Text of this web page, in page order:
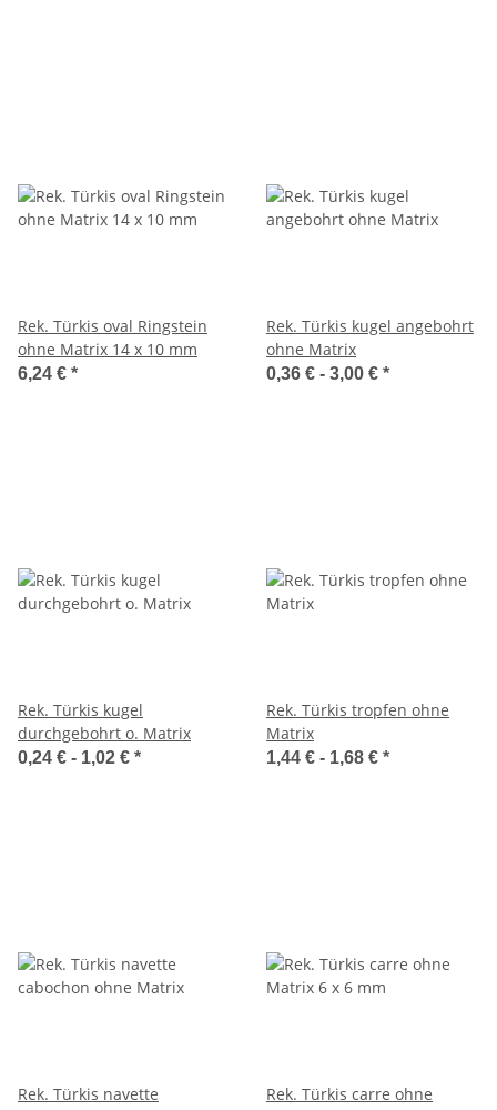
Rek. Türkis oval Ringstein
ohne Matrix 14 x 10 mm
6,24 € *
Rek. Türkis kugel angebohrt
ohne Matrix
0,36 € - 3,00 € *
Rek. Türkis kugel
durchgebohrt o. Matrix
0,24 € - 1,02 € *
Rek. Türkis tropfen ohne
Matrix
1,44 € - 1,68 € *
Rek. Türkis navette
Rek. Türkis carre ohne